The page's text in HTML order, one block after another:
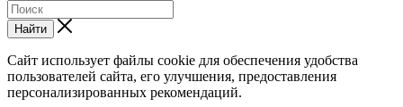
Найти
Сайт использует файлы cookie для обеспечения удобства
пользователей сайта, его улучшения, предоставления
персонализированных рекомендаций.